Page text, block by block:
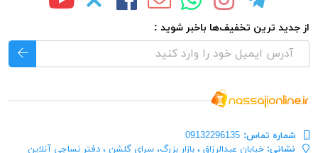
از جدید ترین تخفیف‌ها باخبر شوید :
شماره تماس‌: 09132296135
نشانی: خیابان عبدالرزاق ، بازار بزرگ، سرای گلشن ، دفتر نساجی آنلاین